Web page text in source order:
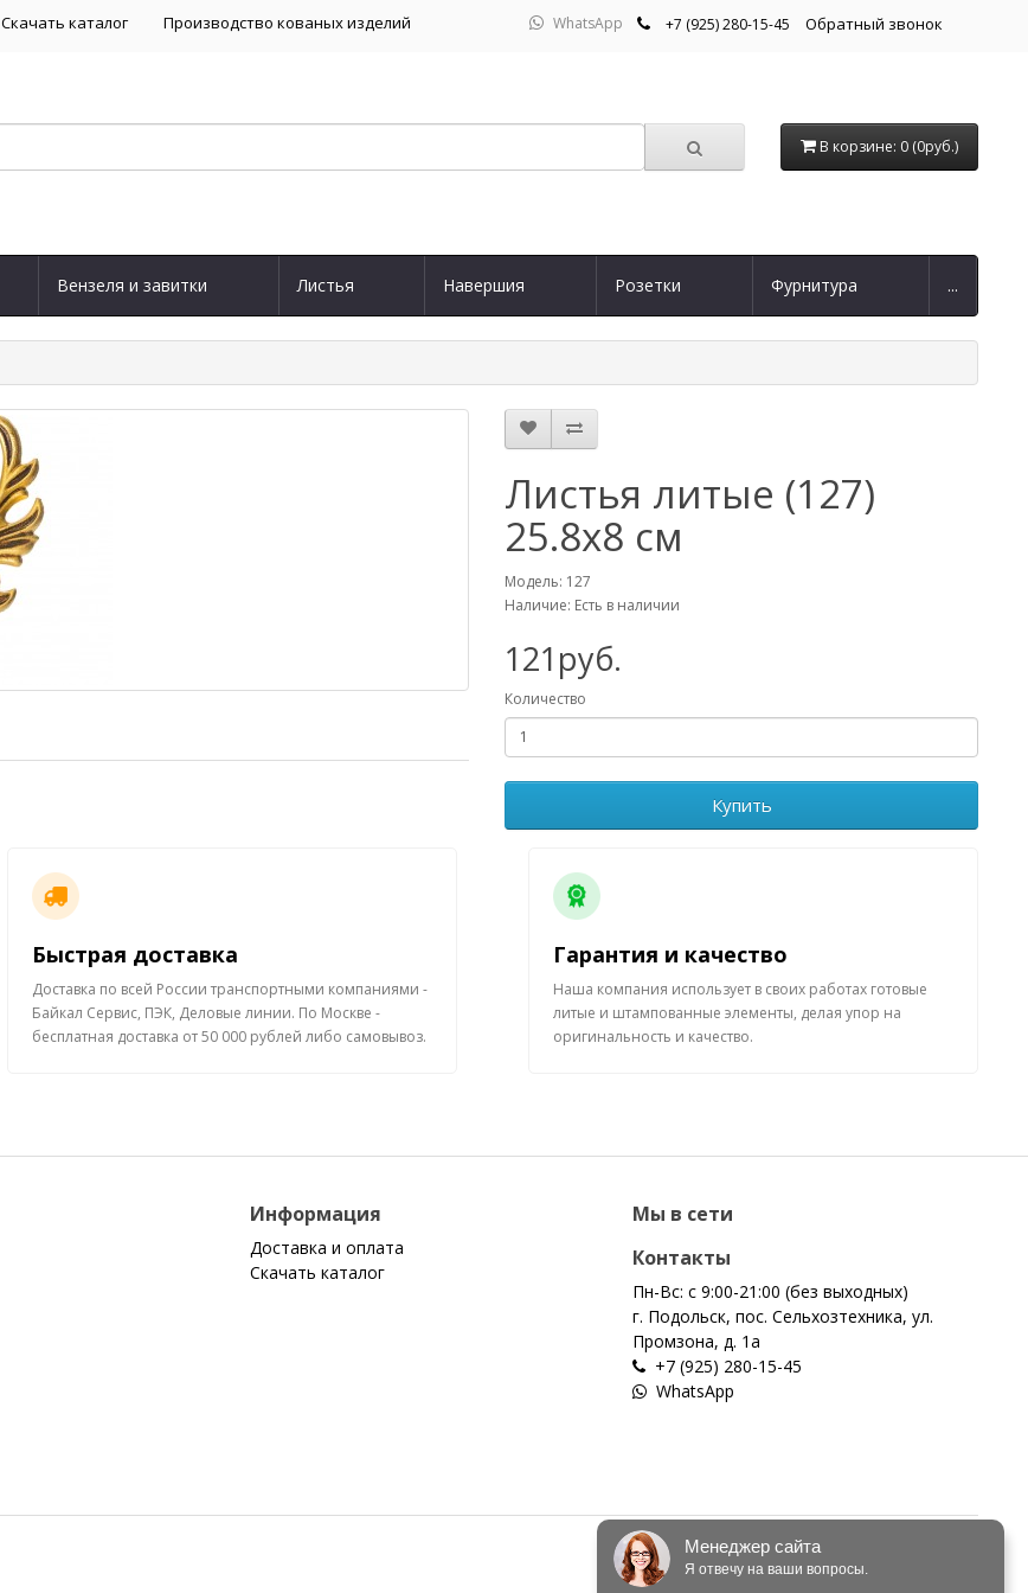
Скачать каталог Производство кованых изделий WhatsApp +7 (925) 280-15-45 Обратный звонок
В корзине: 0 (0руб.)
Вензеля и завитки Листья Навершия Розетки Фурнитура ...
Листья литые (127)
25.8х8 см
Модель: 127
Наличие: Есть в наличии
121руб.
Количество
Купить
Быстрая доставка
Доставка по всей России транспортными компаниями -
Байкал Сервис, ПЭК, Деловые линии. По Москве -
бесплатная доставка от 50 000 рублей либо самовывоз.
Гарантия и качество
Наша компания использует в своих работах готовые
литые и штампованные элементы, делая упор на
оригинальность и качество.
Информация
Доставка и оплата
Скачать каталог
Мы в сети
Контакты
Пн-Вс: с 9:00-21:00 (без выходных)
г. Подольск, пос. Сельхозтехника, ул.
Промзона, д. 1а
+7 (925) 280-15-45
WhatsApp
Менеджер сайта
Я отвечу на ваши вопросы.